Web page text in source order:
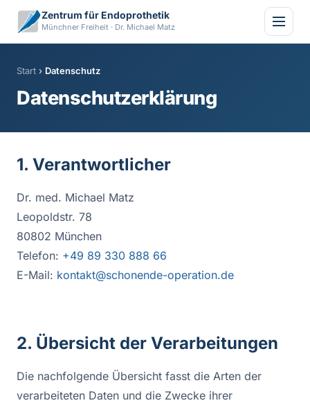
Zentrum für Endoprothetik
Münchner Freiheit · Dr. Michael Matz
Start › Datenschutz
Datenschutzerklärung
1. Verantwortlicher
Dr. med. Michael Matz
Leopoldstr. 78
80802 München
Telefon: +49 89 330 888 66
E-Mail: kontakt@schonende-operation.de
2. Übersicht der Verarbeitungen
Die nachfolgende Übersicht fasst die Arten der
verarbeiteten Daten und die Zwecke ihrer